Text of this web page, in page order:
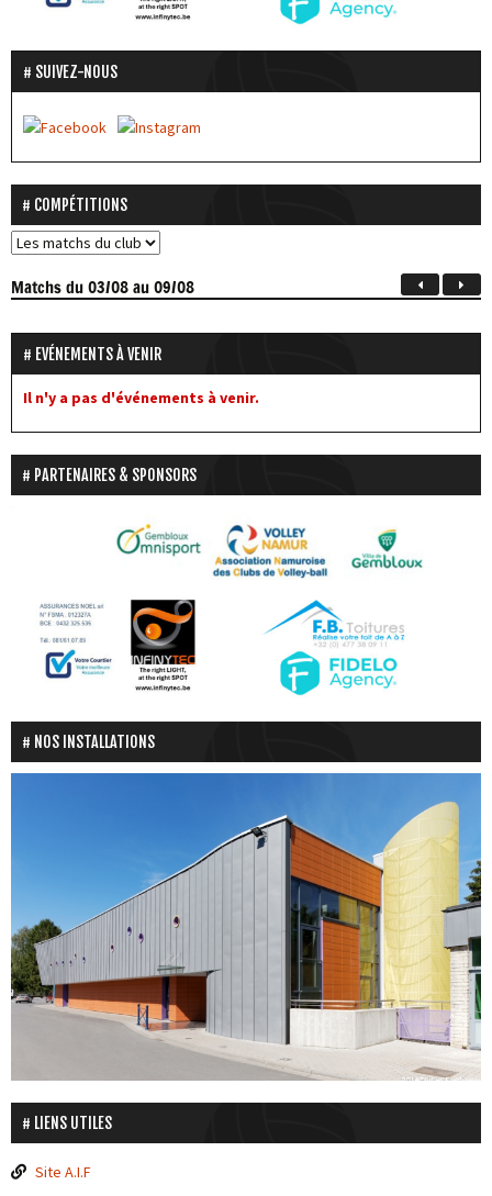
SUIVEZ-NOUS
COMPÉTITIONS
Matchsdu 03/08 au 09/08
EVÉNEMENTS À VENIR
Il n'y a pas d'événements à venir.
PARTENAIRES & SPONSORS
NOS INSTALLATIONS
LIENS UTILES
Site A.I.F